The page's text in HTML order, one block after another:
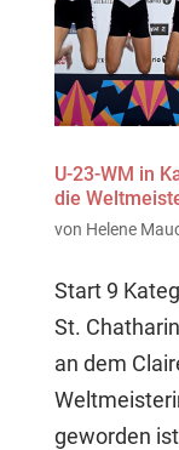
U-23-WM in
die
von Helene
Start 9
St.
an dem
geworden